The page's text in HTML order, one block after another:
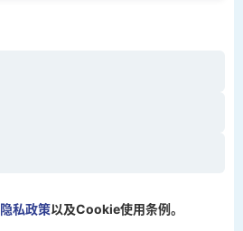
隐私政策以及Cookie使用条例。